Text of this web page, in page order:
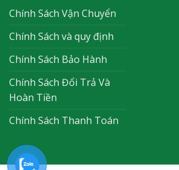
Chính Sách Vận Chuyển
Chính Sách và quy định
Chính Sách Bảo Hành
Chính Sách Đổi Trả Và
Hoàn Tiền
Chính Sách Thanh Toán